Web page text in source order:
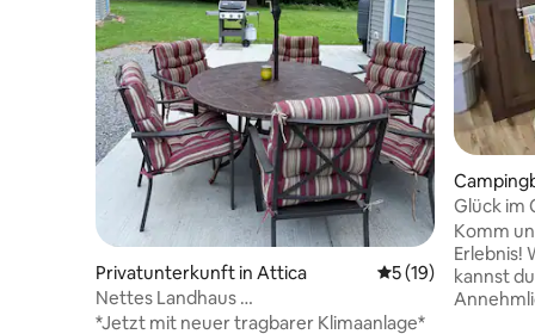
Privatunterkunft in Attica Durchschnittliche
5 (19)
Nettes Landhaus …
*Jetzt mit neuer tragbarer Klimaanlage*
u
Glück im
Komm
Erlebnis! Wenn du bei uns übernachtest,
kannst